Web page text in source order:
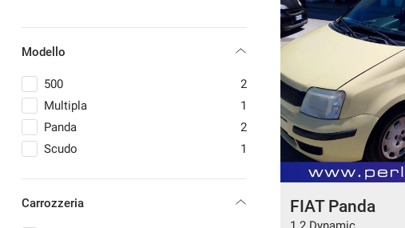
MAZDA
1
MERCEDES-BENZ
3
NISSAN
3
OPEL
5
PEUGEOT
5
SMART
2
Modello
500
2
Multipla
1
Panda
2
Scudo
1
Carrozzeria FIAT Panda